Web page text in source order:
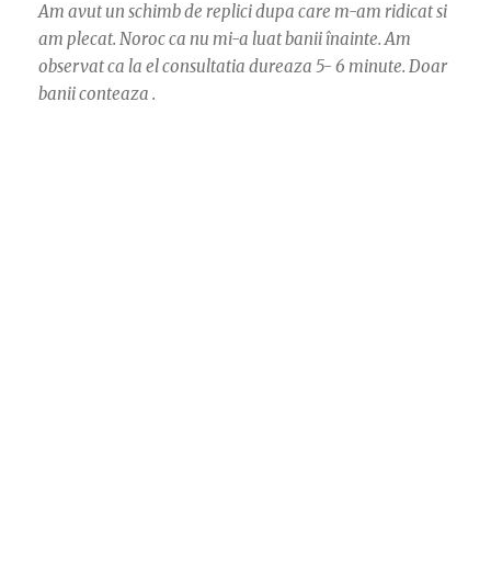
Am avut un schimb de replici dupa care m-am ridicat si
am plecat. Noroc ca nu mi-a luat banii înainte. Am
observat ca la el consultatia dureaza 5- 6 minute. Doar
banii conteaza .